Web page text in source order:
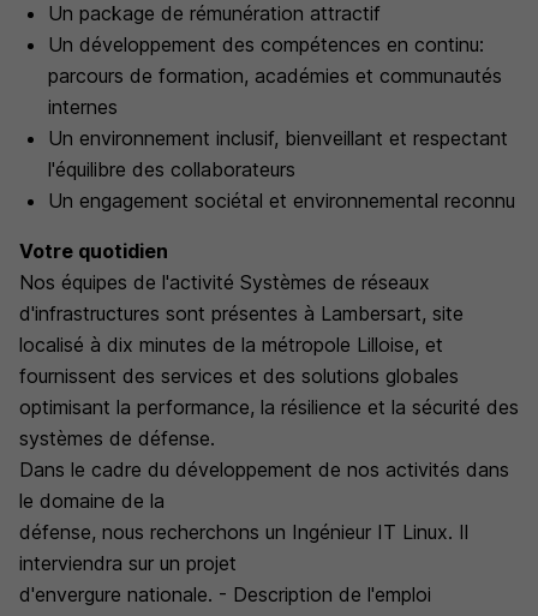
Un package de rémunération attractif
Un développement des compétences en continu:
parcours de formation, académies et communautés
internes
Un environnement inclusif, bienveillant et respectant
l'équilibre des collaborateurs
Un engagement sociétal et environnemental reconnu
Votre quotidien
Nos équipes de l'activité Systèmes de réseaux
d'infrastructures sont présentes à Lambersart, site
localisé à dix minutes de la métropole Lilloise, et
fournissent des services et des solutions globales
optimisant la performance, la résilience et la sécurité des
systèmes de défense.
Dans le cadre du développement de nos activités dans
le domaine de la
défense, nous recherchons un Ingénieur IT Linux. Il
interviendra sur un projet
d'envergure nationale. - Description de l'emploi